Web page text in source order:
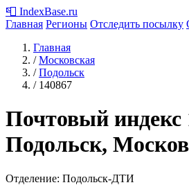
📮 IndexBase.ru
Главная Регионы Отследить посылку
Главная
/ Московская
/ Подольск
/ 140867
Почтовый индекс
Подольск,
Отделение: Подольск-ДТИ